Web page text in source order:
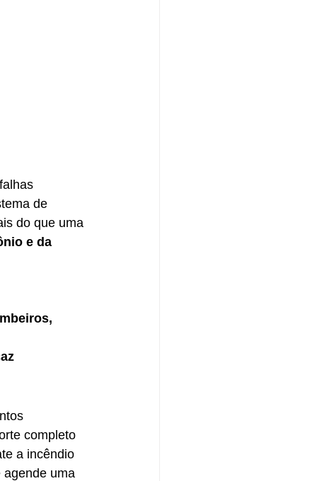
de
do que uma
e da
completo
a incêndio
agende uma